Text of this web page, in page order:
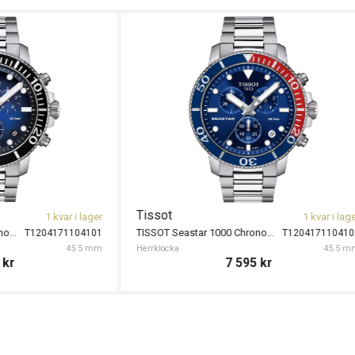
T1204101104100
Tissot
Herrklocka
TISSOT Seastar 1000 40mm
Tissot
Herrklocka
TISSOT